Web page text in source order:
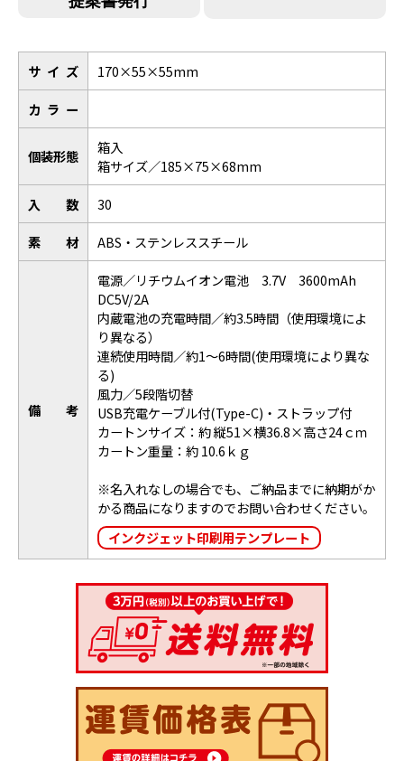
サイズ
170×55×55mm
カラー
個装形態
箱入
箱サイズ／185×75×68mm
入数
30
素材
ABS・ステンレススチール
備考
電源／リチウムイオン電池 3.7V 3600mAh
DC5V/2A
内蔵電池の充電時間／約3.5時間（使用環境によ
り異なる）
連続使用時間／約1～6時間(使用環境により異な
る)
風力／5段階切替
USB充電ケーブル付(Type-C)・ストラップ付
カートンサイズ：約 縦51×横36.8×高さ24ｃｍ
カートン重量：約 10.6ｋｇ
※名入れなしの場合でも、ご納品までに納期がか
かる商品になりますのでお問い合わせください。
インクジェット印刷用テンプレート